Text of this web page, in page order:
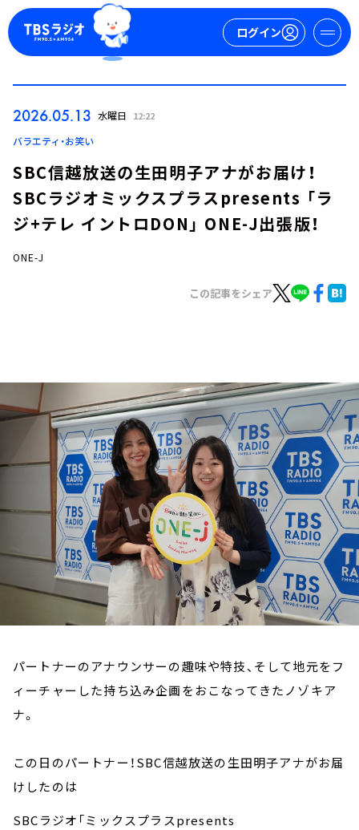
ログイン
ログイン
イベント・グッズ
YouTube
会社情報
2026.05.13 水曜日 12:22
バラエティ・お笑い
SBC信越放送の生田明子アナがお届け！
SBCラジオミックスプラスpresents 「ラ
ジ+テレ イントロDON」 ONE-J出張版！
ONE-J
この記事をシェア
パートナーのアナウンサーの趣味や特技、そして地元をフ
ィーチャーした持ち込み企画をおこなってきたノゾキア
ナ。
この日のパートナー！SBC信越放送の生田明子アナがお届
けしたのは
SBCラジオ「ミックスプラスpresents